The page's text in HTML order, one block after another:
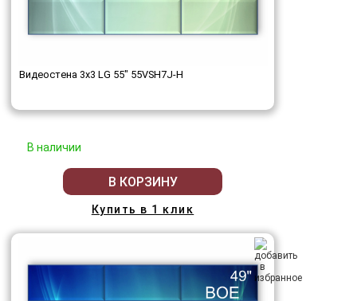
Видеостена 3x3 LG 55" 55VSH7J-H
В наличии
В КОРЗИНУ
Купить в 1 клик